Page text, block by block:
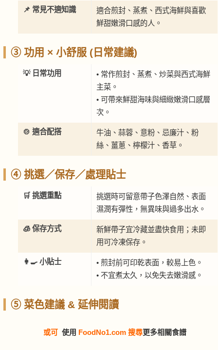
📌 常見不適知識
適合煎封、蒸煮、西式海鮮與喜歡
鮮甜嫩滑口感的人。
③ 功用 × 小舒服 (日常建議)
💡 日常功用
• 常作煎封、蒸煮、炒菜與西式海鮮
主菜。
• 可帶來鮮甜海味與細緻嫩滑口感層
次。
🍲 適合配搭
牛油、蒜蓉、意粉、忌廉汁、粉
絲、薑蔥、檸檬汁、香草。
④ 挑選／保存／處理貼士
🛒 挑選重點
挑選時可留意帶子色澤自然、表面
濕潤有彈性，無異味與過多出水。
🧊 保存方式
新鮮帶子宜冷藏並盡快食用；未即
用可冷凍保存。
👩‍🍳 小貼士
• 煎封前可印乾表面，較易上色。
• 不宜煮太久，以免失去嫩滑感。
⑤ 菜色建議 & 延伸閱讀
或可 使用 FoodNo1.com 搜尋更多相關食譜